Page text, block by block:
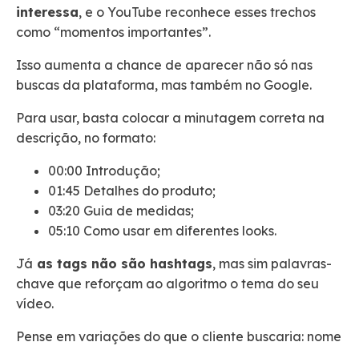
interessa, e o YouTube reconhece esses trechos
como “momentos importantes”.
Isso aumenta a chance de aparecer não só nas
buscas da plataforma, mas também no Google.
Para usar, basta colocar a minutagem correta na
descrição, no formato:
00:00 Introdução;
01:45 Detalhes do produto;
03:20 Guia de medidas;
05:10 Como usar em diferentes looks.
Já as tags não são hashtags, mas sim palavras-
chave que reforçam ao algoritmo o tema do seu
vídeo.
Pense em variações do que o cliente buscaria: nome